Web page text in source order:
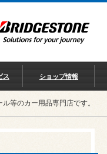
ス ショップ情報
等のカー用品専門店です。